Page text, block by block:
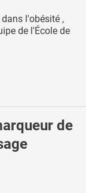
l'obésité ,
de l'École de
de